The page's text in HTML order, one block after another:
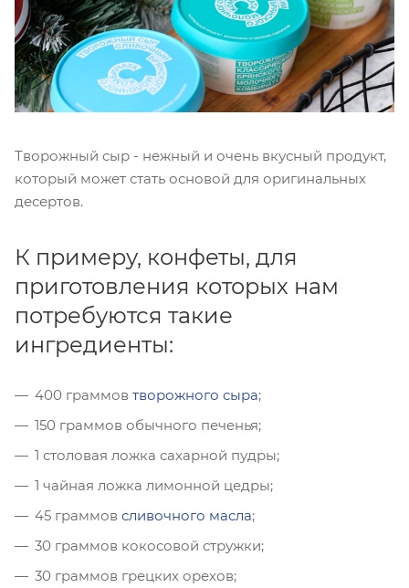
Творожный сыр - нежный и очень вкусный продукт,
который может стать основой для оригинальных
десертов.
К примеру, конфеты, для
приготовления которых нам
потребуются такие
ингредиенты:
400 граммов творожного сыра;
150 граммов обычного печенья;
1 столовая ложка сахарной пудры;
1 чайная ложка лимонной цедры;
45 граммов сливочного масла;
30 граммов кокосовой стружки;
30 граммов грецких орехов;